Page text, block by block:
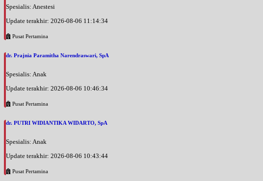
Spesialis: Anestesi
Update terakhir: 2026-08-06 11:14:34
Pusat Pertamina
dr. Prajnia Paramitha Narendraswari, SpA
Spesialis: Anak
Update terakhir: 2026-08-06 10:46:34
Pusat Pertamina
dr. PUTRI WIDIANTIKA WIDARTO, SpA
Spesialis: Anak
Update terakhir: 2026-08-06 10:43:44
Pusat Pertamina